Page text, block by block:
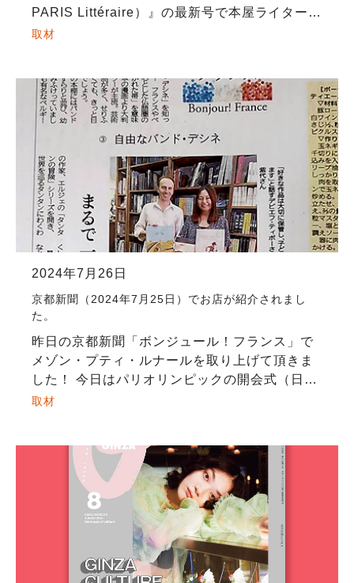
PARIS Littéraire）』の最新号で本屋ライターの
和氣正幸さんによる≪本屋散歩≫特集で
取材
2024年7月26日
京都新聞（2024年7月25日）でお店が紹介されまし
た。
昨日の京都新聞「ボンジュール！フランス」で
メゾン・プティ・ルナールを取り上げて頂きま
した！ 今日はパリオリンピックの開会式（日本
時間だと27日の夜中ですが…）。フランスの文
取材